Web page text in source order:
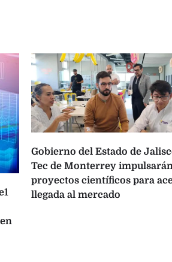
Gobierno del Estado de
Tec de Monterrey
proyectos científicos para
llegada al mercado